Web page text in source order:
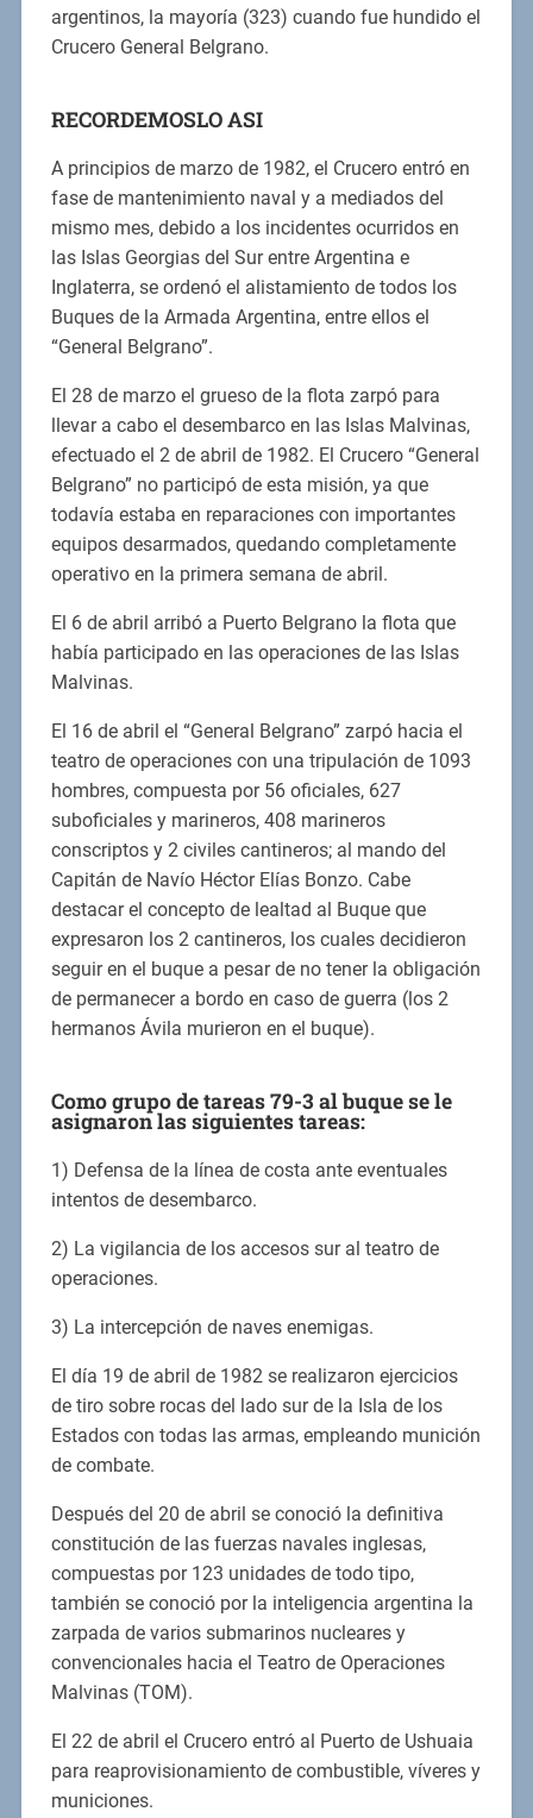
argentinos, la mayoría (323) cuando fue hundido el
Crucero General Belgrano.
RECORDEMOSLO ASI
A principios de marzo de 1982, el Crucero entró en
fase de mantenimiento naval y a mediados del
mismo mes, debido a los incidentes ocurridos en
las Islas Georgias del Sur entre Argentina e
Inglaterra, se ordenó el alistamiento de todos los
Buques de la Armada Argentina, entre ellos el
“General Belgrano”.
El 28 de marzo el grueso de la flota zarpó para
llevar a cabo el desembarco en las Islas Malvinas,
efectuado el 2 de abril de 1982. El Crucero “General
Belgrano” no participó de esta misión, ya que
todavía estaba en reparaciones con importantes
equipos desarmados, quedando completamente
operativo en la primera semana de abril.
El 6 de abril arribó a Puerto Belgrano la flota que
había participado en las operaciones de las Islas
Malvinas.
El 16 de abril el “General Belgrano” zarpó hacia el
teatro de operaciones con una tripulación de 1093
hombres, compuesta por 56 oficiales, 627
suboficiales y marineros, 408 marineros
conscriptos y 2 civiles cantineros; al mando del
Capitán de Navío Héctor Elías Bonzo. Cabe
destacar el concepto de lealtad al Buque que
expresaron los 2 cantineros, los cuales decidieron
seguir en el buque a pesar de no tener la obligación
de permanecer a bordo en caso de guerra (los 2
hermanos Ávila murieron en el buque).
Como grupo de tareas 79-3 al buque se le
asignaron las siguientes tareas:
1) Defensa de la línea de costa ante eventuales
intentos de desembarco.
2) La vigilancia de los accesos sur al teatro de
operaciones.
3) La intercepción de naves enemigas.
El día 19 de abril de 1982 se realizaron ejercicios
de tiro sobre rocas del lado sur de la Isla de los
Estados con todas las armas, empleando munición
de combate.
Después del 20 de abril se conoció la definitiva
constitución de las fuerzas navales inglesas,
compuestas por 123 unidades de todo tipo,
también se conoció por la inteligencia argentina la
zarpada de varios submarinos nucleares y
convencionales hacia el Teatro de Operaciones
Malvinas (TOM).
El 22 de abril el Crucero entró al Puerto de Ushuaia
para reaprovisionamiento de combustible, víveres y
municiones.